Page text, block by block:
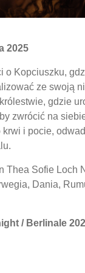
2025
Kopciuszku,
ze swoją
gdzie
zwrócić na
i pocie,
Thea Sofie Loch
Dania,
/ Berlinale